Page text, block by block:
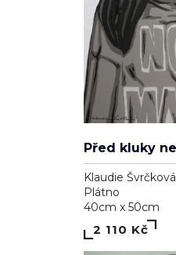
Klaudie Švrčková
Plátno
40cm x 50cm
2 110 Kč